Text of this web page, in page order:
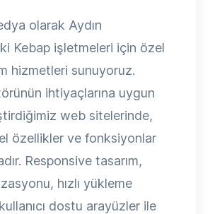
olarak Aydın
Kebap işletmeleri için özel
hizmetleri sunuyoruz.
ihtiyaçlarına uygun
web sitelerinde,
özellikler ve fonksiyonlar
Responsive tasarım,
hızlı yükleme
dostu arayüzler ile